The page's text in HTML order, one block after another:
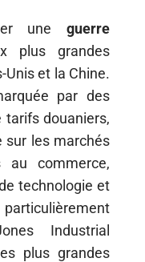
une guerre
plus grandes
et la Chine.
par des
tarifs douaniers,
sur les marchés
au commerce,
technologie et
Industrial
plus grandes